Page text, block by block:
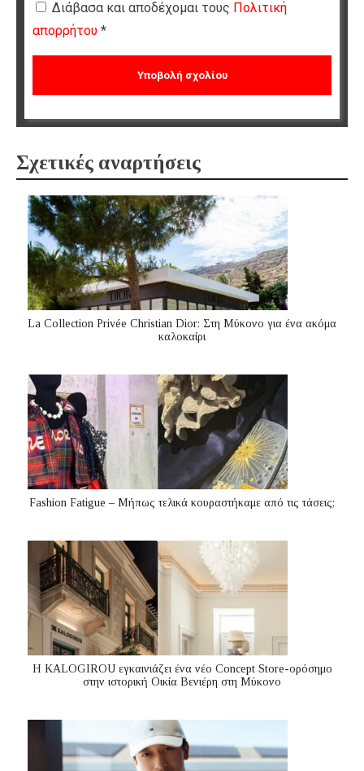
Διάβασα και αποδέχομαι τους Πολιτική
απορρήτου *
Σχετικές αναρτήσεις
La Collection Privée Christian Dior: Στη Μύκονο για ένα ακόμα
καλοκαίρι
Fashion Fatigue – Μήπως τελικά κουραστήκαμε από τις τάσεις;
Η KALOGIROU εγκαινιάζει ένα νέο Concept Store-ορόσημο
στην ιστορική Οικία Βενιέρη στη Μύκονο